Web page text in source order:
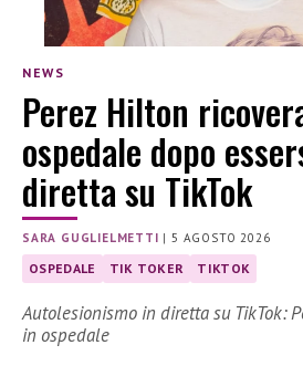
NEWS
Perez Hilton
ospedale dopo
diretta su TikTok
SARA GUGLIELMETTI | 5 AGOSTO 2026
OSPEDALE TIK TOKER TIKTOK
Autolesionismo in diretta su TikTok:
in ospedale